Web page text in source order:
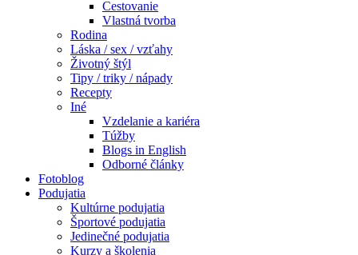
Cestovanie
Vlastná tvorba
Rodina
Láska / sex / vzťahy
Životný štýl
Tipy / triky / nápady
Recepty
Iné
Vzdelanie a kariéra
Túžby
Blogs in English
Odborné články
Fotoblog
Podujatia
Kultúrne podujatia
Športové podujatia
Jedinečné podujatia
Kurzy a školenia